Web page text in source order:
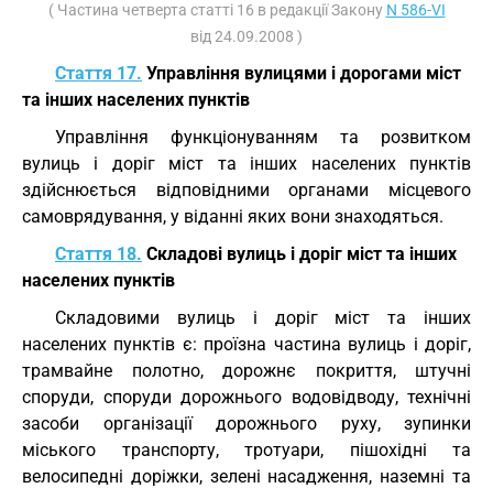
( Частина четверта статті 16 в редакції Закону N 586-VI
від 24.09.2008 )
Стаття 17. Управління вулицями і дорогами міст
та інших населених пунктів
Управління функціонуванням та розвитком
вулиць і доріг міст та інших населених пунктів
здійснюється відповідними органами місцевого
самоврядування, у віданні яких вони знаходяться.
Стаття 18. Складові вулиць і доріг міст та інших
населених пунктів
Складовими вулиць і доріг міст та інших
населених пунктів є: проїзна частина вулиць і доріг,
трамвайне полотно, дорожнє покриття, штучні
споруди, споруди дорожнього водовідводу, технічні
засоби організації дорожнього руху, зупинки
міського транспорту, тротуари, пішохідні та
велосипедні доріжки, зелені насадження, наземні та